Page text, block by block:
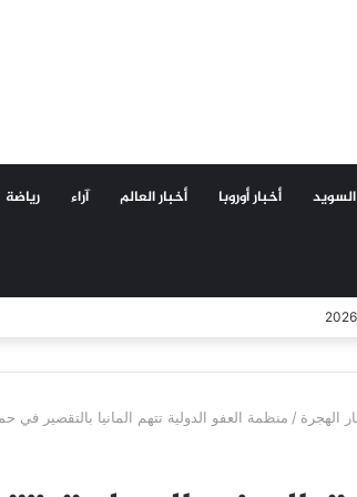
السويد أخبار أوروبا أخبار العالم آراء رياضة
الهجرة / منظمة العفو الدولية تتهم المانيا بالتقصير في